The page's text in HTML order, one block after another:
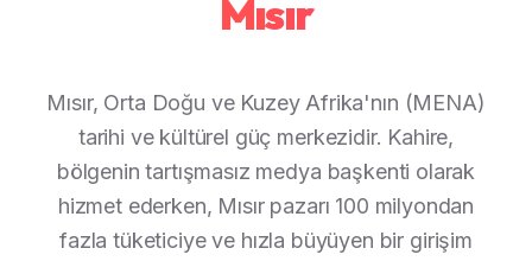
Mısır
Mısır, Orta Doğu ve Kuzey Afrika'nın (MENA)
tarihi ve kültürel güç merkezidir. Kahire,
bölgenin tartışmasız medya başkenti olarak
hizmet ederken, Mısır pazarı 100 milyondan
fazla tüketiciye ve hızla büyüyen bir girişim